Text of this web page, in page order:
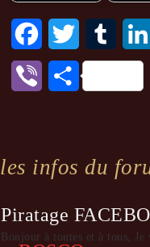
FacebookTwitter Tumblr
Viber Partager
les infos du
Piratage
Bonjour à toutes et à tous, Je